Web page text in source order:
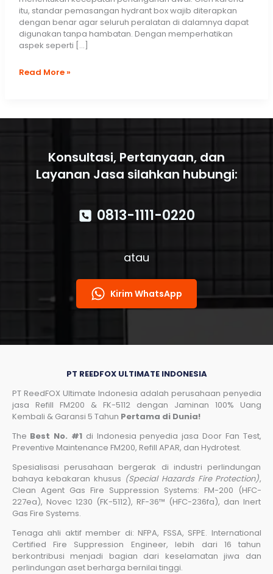
itu, standar pemasangan hydrant box wajib diterapkan
dengan benar agar seluruh peralatan di dalamnya dapat
digunakan tanpa hambatan. Dengan memperhatikan
aspek seperti […]
Standar
untuk
Read More »
Konsultasi, Pertanyaan, dan
Layanan Jasa silahkan hubungi:
0813-1111-0220
atau
Kirim WhatsApp
PT REEDFOX ULTIMATE INDONESIA
PT ReedFOX Ultimate Indonesia adalah perusahaan penyedia
jasa Refill FM200 & FK-5112 dengan Jaminan 100% Uang
Kembali & Garansi 5 Tahun Pertama di Dunia!
The Best No. #1di Indonesia penyedia jasa Door Fan Test,
Preventive Maintenance FM200, Refill APAR, dan Hydrotest.
Spesialisasi perusahaan bergerak di industri perlindungan
bahaya kebakaran khusus (Special Hazards Fire Protection),
Clean Agent Gas Fire Suppression Systems: FM-200 (HFC-
227ea), Novec 1230 (FK-5112), RF-36™ (HFC-236fa), dan Inert
Gas Fire Systems.
Tenaga ahli aktif member di: NFPA, FSSA, SFPE. International
Certified Fire Suppression Engineer, lebih dari 16 tahun
berkontribusi menjadi bagian dari keselamatan jiwa dan
perlindungan aset berharga bernilai tinggi.